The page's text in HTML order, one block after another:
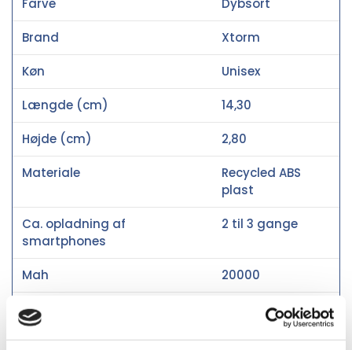
Farve Dybsort
Brand Xtorm
Køn Unisex
Længde (cm) 14,30
Højde (cm) 2,80
Materiale
Recycled ABS
plast
Ca. opladning af
smartphones
2 til 3 gange
Mah 20000
Qi Trådløs
Social audit BSCI